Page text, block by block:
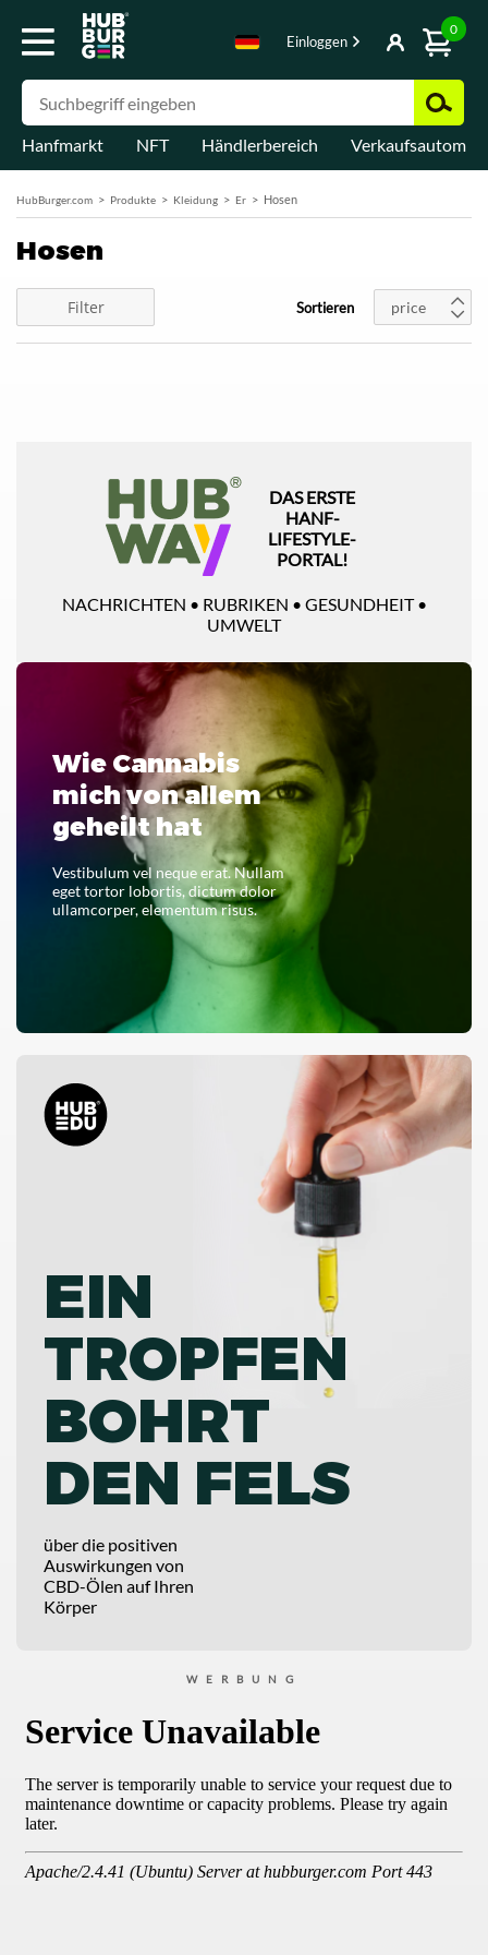
Einloggen
0
Hanfmarkt NFT Händlerbereich
HubBurger.com Produkte Kleidung Er Hosen
Hosen
Filter Sortieren price
DAS ERSTE
HANF-
LIFESTYLE-
PORTAL!
NACHRICHTEN • RUBRIKEN • GESUNDHEIT •
UMWELT
Wie Cannabis
mich von allem
geheilt hat
Vestibulum vel neque erat. Nullam
eget tortor lobortis, dictum dolor
ullamcorper, elementum risus.
LESEN SIE DAS GANZE
EIN
TROPFEN
BOHRT
DEN FELS
über die positiven
Auswirkungen von
CBD-Ölen auf Ihren
Körper
WERBUNG